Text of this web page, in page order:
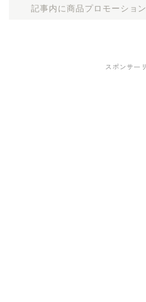
記事内に商品プロモーショ
スポンサー